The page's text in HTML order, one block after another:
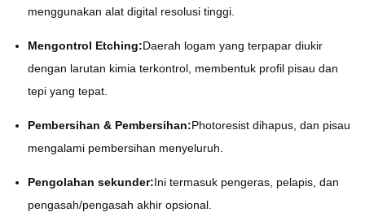
menggunakan alat digital resolusi tinggi.
Mengontrol Etching:Daerah logam yang terpapar diukir
dengan larutan kimia terkontrol, membentuk profil pisau dan
tepi yang tepat.
Pembersihan & Pembersihan:Photoresist dihapus, dan pisau
mengalami pembersihan menyeluruh.
Pengolahan sekunder:Ini termasuk pengeras, pelapis, dan
pengasah/pengasah akhir opsional.